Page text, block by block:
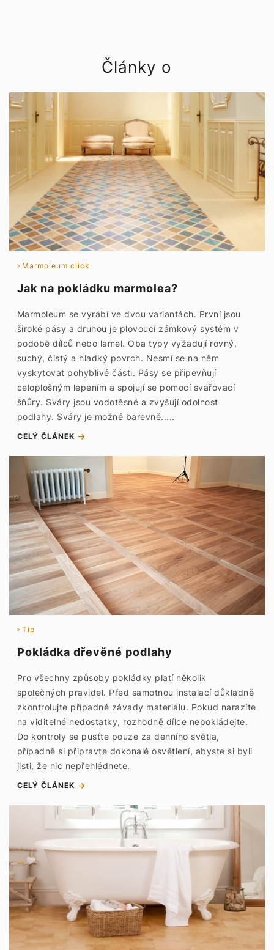
Články o
Marmoleum click
Jak na pokládku marmolea?
Marmoleum se vyrábí ve dvou variantách. První jsou
široké pásy a druhou je plovoucí zámkový systém v
podobě dílců nebo lamel. Oba typy vyžadují rovný,
suchý, čistý a hladký povrch. Nesmí se na něm
vyskytovat pohyblivé části. Pásy se připevňují
celoplošným lepením a spojují se pomocí svařovací
šňůry. Sváry jsou vodotěsné a zvyšují odolnost
podlahy. Sváry je možné barevně.....
CELÝ ČLÁNEK
Tip
Pokládka dřevěné podlahy
Pro všechny způsoby pokládky platí několik
společných pravidel. Před samotnou instalací důkladně
zkontrolujte případné závady materiálu. Pokud narazíte
na viditelné nedostatky, rozhodně dílce nepokládejte.
Do kontroly se pusťte pouze za denního světla,
případně si připravte dokonalé osvětlení, abyste si byli
jisti, že nic nepřehlédnete.
CELÝ ČLÁNEK